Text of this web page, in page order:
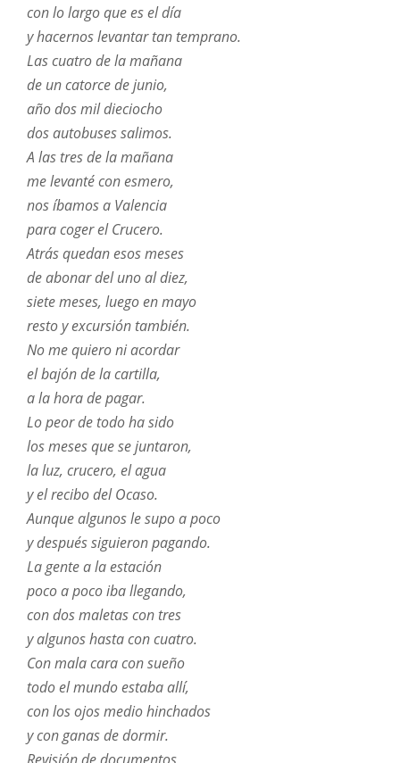
con lo largo que es el día
y hacernos levantar tan temprano.
Las cuatro de la mañana
de un catorce de junio,
año dos mil dieciocho
dos autobuses salimos.
A las tres de la mañana
me levanté con esmero,
nos íbamos a Valencia
para coger el Crucero.
Atrás quedan esos meses
de abonar del uno al diez,
siete meses, luego en mayo
resto y excursión también.
No me quiero ni acordar
el bajón de la cartilla,
a la hora de pagar.
Lo peor de todo ha sido
los meses que se juntaron,
la luz, crucero, el agua
y el recibo del Ocaso.
Aunque algunos le supo a poco
y después siguieron pagando.
La gente a la estación
poco a poco iba llegando,
con dos maletas con tres
y algunos hasta con cuatro.
Con mala cara con sueño
todo el mundo estaba allí,
con los ojos medio hinchados
y con ganas de dormir.